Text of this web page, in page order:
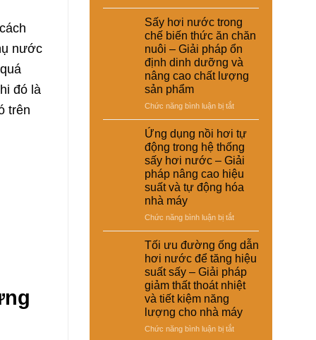
nước
đó là
trên
tái
chế
phục
vụ
sản
Giải
pháp
nâng
cao
chất
hiệu
suất
tái
chế
chi
phí
đầu
tư
giữa
nước
và
sấy
điện
–
giải
pháp
kinh
tế
cho
nhà
Sấy hơi nước trong
chế biến thức ăn chăn
nuôi – Giải pháp ổn
định dinh dưỡng và
nâng cao chất lượng
sản phẩm
Chức năng bình luận bị tắtở
hơi
nước
trong
chế
biến
thức
Giải
pháp
ổn
định
dưỡng
nâng
Ứng dụng nồi hơi tự
động trong hệ thống
sấy hơi nước – Giải
pháp nâng cao hiệu
suất và tự động hóa
nhà máy
Chức năng bình luận bị tắtở
dụng
nồi
hơi
tự
động
hệ
Tối ưu đường ống dẫn
hơi nước để tăng hiệu
suất sấy – Giải pháp
giảm thất thoát nhiệt
và tiết kiệm năng
lượng cho nhà máy
Chức năng bình luận bị tắtở